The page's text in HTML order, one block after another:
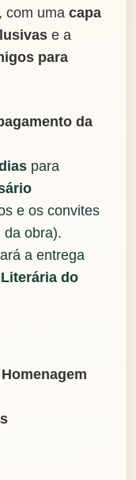
, com uma capa
e a
para
da
para
e os convites
da obra).
a entrega
do